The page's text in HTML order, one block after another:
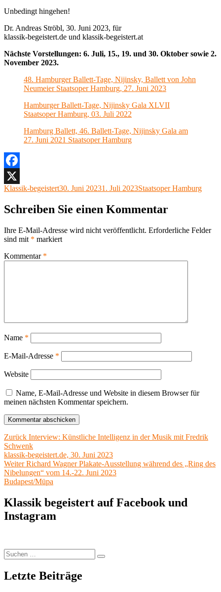
Unbedingt hingehen!
Dr. Andreas Ströbl, 30. Juni 2023, für
klassik-begeistert.de und klassik-begeistert.at
Nächste Vorstellungen: 6. Juli, 15., 19. und 30. Oktober sowie 2.
November 2023.
48. Hamburger Ballett-Tage, Nijinsky, Ballett von John
Neumeier Staatsoper Hamburg, 27. Juni 2023
Hamburger Ballett-Tage, Nijinsky Gala XLVII
Staatsoper Hamburg, 03. Juli 2022
Hamburg Ballett, 46. Ballett-Tage, Nijinsky Gala am
27. Juni 2021 Staatsoper Hamburg
Facebook
X
Autor
Klassik-begeistertVeröffentlicht
30. Juni 20231. Juli 2023Kategorien
Staatsoper Hamburg
Schreiben Sie einen Kommentar
Ihre E-Mail-Adresse wird nicht veröffentlicht. Erforderliche Felder
sind mit * markiert
Kommentar *
Name *
E-Mail-Adresse *
Website
Name, E-Mail-Adresse und Website in diesem Browser für
meinen nächsten Kommentar speichern.
Beitragsnavigation
Zurück Vorheriger
Beitrag:
Interview: Künstliche Intelligenz in der Musik mit Fredrik
Schwenk
klassik-begeistert.de, 30. Juni 2023
Weiter Nächster
Beitrag:
Richard Wagner Plakate-Ausstellung während des „Ring des
Nibelungen“ vom 14.-22. Juni 2023
Budapest/Müpa
Klassik begeistert auf Facebook und
Instagram
Suchen
nach:
Suchen
Letzte Beiträge